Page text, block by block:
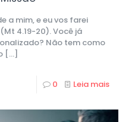
a mim, e eu vos farei
4.19-20). Você já
Não tem como
[…]
0 Leia mais